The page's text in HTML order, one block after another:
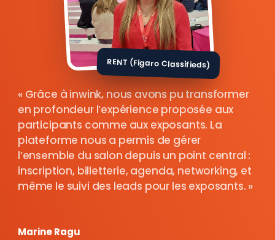
RENT (Figaro Classifieds)
Grâce à inwink, nous avons pu transformer
en profondeur l’expérience proposée aux
participants comme aux exposants. La
plateforme nous a permis de gérer
l’ensemble du salon depuis un point central :
inscription, billetterie, agenda, networking, et
même le suivi des leads pour les exposants.
Marine Ragu